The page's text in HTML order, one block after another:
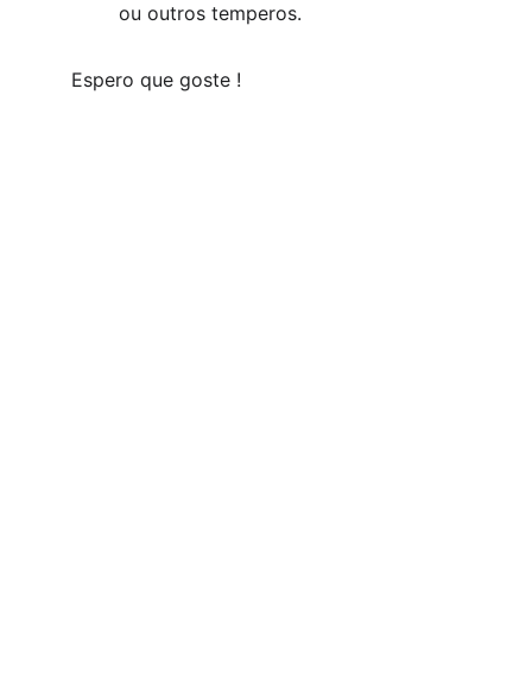
ou outros temperos.
Espero que goste !